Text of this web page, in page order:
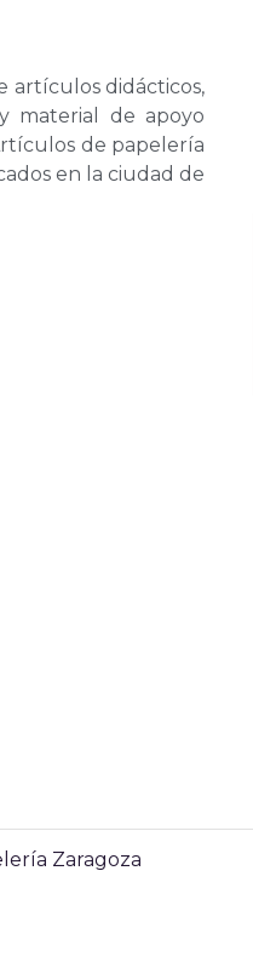
artículos didácticos,
material de apoyo
de papelería
en la ciudad de
Zaragoza